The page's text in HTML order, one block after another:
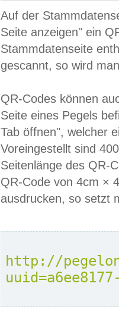
Auf der
Seite anzeigen" ein
Stammdatenseite
gescannt, so wird
QR-Codes können
Seite eines Pegels
Tab öffnen", welcher
Voreingestellt sind
Seitenlänge des QR-
QR-Code von 4cm ×
ausdrucken, so setzt
http://